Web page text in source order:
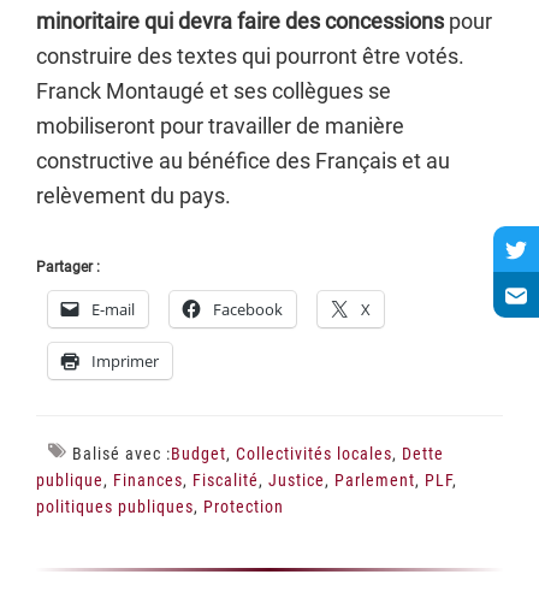
minoritaire qui devra faire des concessions pour
construire des textes qui pourront être votés.
Franck Montaugé et ses collègues se
mobiliseront pour travailler de manière
constructive au bénéfice des Français et au
relèvement du pays.
Partager :
E-mail Facebook X
Imprimer
Balisé avec :Budget, Collectivités locales, Dette
publique, Finances, Fiscalité, Justice, Parlement, PLF,
politiques publiques, Protection